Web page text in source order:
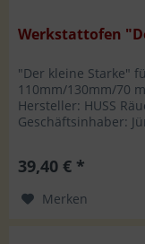
Werkstattofen
"Der kleine Starke"
110mm/130mm/70
Hersteller: HUSS
Geschäftsinhaber:
39,40 € *
Merken